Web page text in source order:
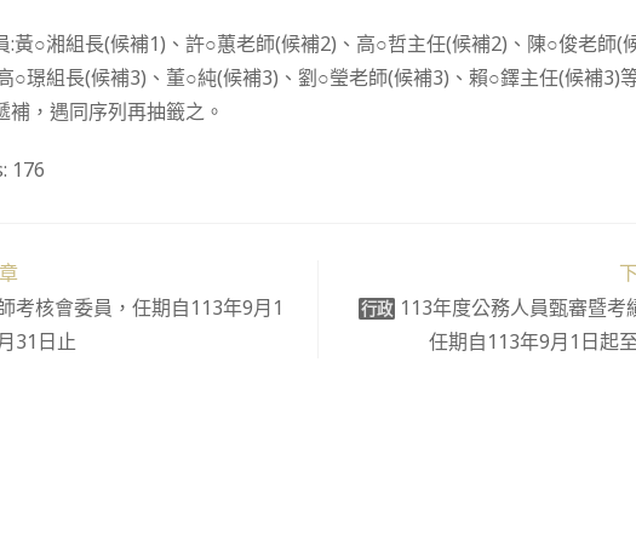
:黃○湘組長(候補1)、許○蕙老師(候補2)、高○哲主任(候補2)、陳○俊老師(
○璟組長(候補3)、董○純(候補3)、劉○瑩老師(候補3)、賴○鐸主任(候補3)
補，遇同序列再抽籤之。
176
考核會委員，任期自113年9月1
31日止
行政 113年度公務人員甄審暨考
任期自113年9月1日起